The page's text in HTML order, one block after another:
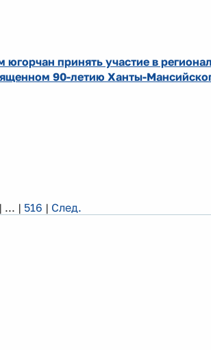
югорчан принять участие в
90-летию Ханты-
| ... | 516 | След.